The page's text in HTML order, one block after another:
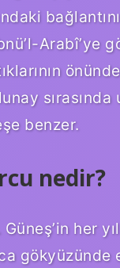
Arabî’ye
sırasında
benzer.
nedir?
her
gökyüzünde